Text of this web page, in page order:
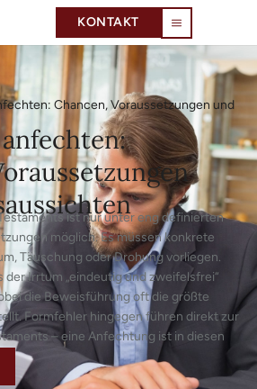
KONTAKT
Chancen, Voraussetzungen und
ist nur unter eng definierten
möglich. Es müssen konkrete
Täuschung oder Drohung vorliegen.
der Irrtum „eindeutig und zweifelsfrei“
die Beweisführung oft die größte
Formfehler hingegen führen direkt zur
– eine Anfechtung ist in diesen